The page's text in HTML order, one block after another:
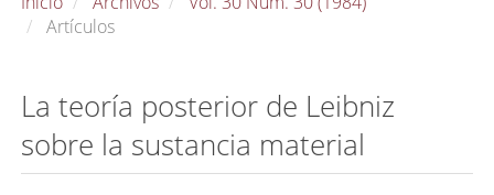
Artículos
La teoría posterior de Leibniz
sobre la sustancia material